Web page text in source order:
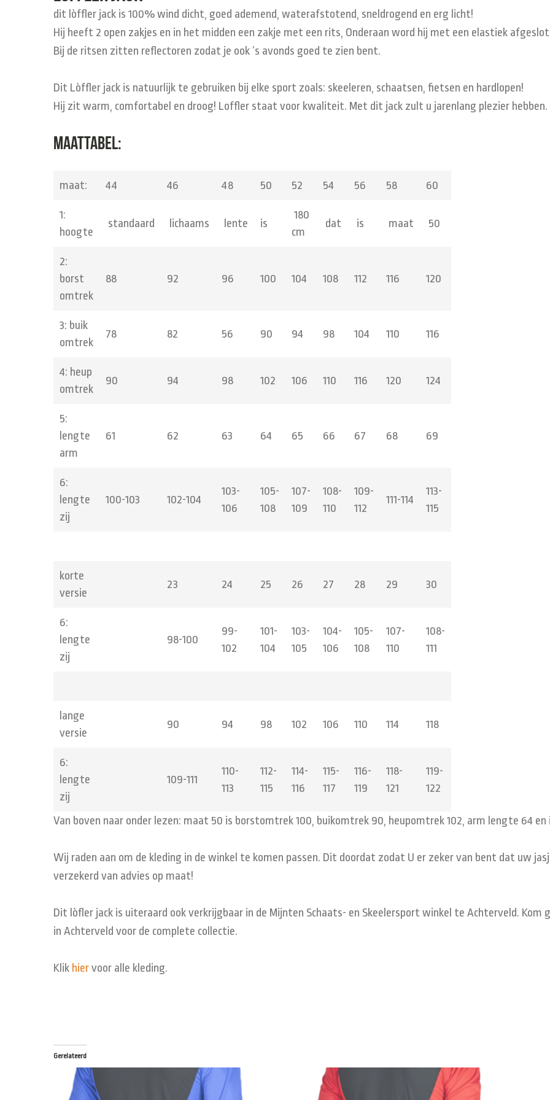
dit lòffler jack is 100% wind dicht, goed ademend, waterafstotend, sneldrogend en erg licht!
Hij heeft 2 open zakjes en in het midden een zakje met een rits, Onderaan word hij met een elastiek
Bij de ritsen zitten reflectoren zodat je ook ’s avonds goed te zien bent.
Dit Lòffler jack is natuurlijk te gebruiken bij elke sport zoals: skeeleren, schaatsen, fietsen en hardlopen!
Hij zit warm, comfortabel en droog! Loffler staat voor kwaliteit. Met dit jack zult u jarenlang plezier hebben.
maattabel:
maat: 44 46 48 50 52 54 56 58 60
1:
hoogte
standaard lichaams lente is
180
cm
dat is maat 50
2:
borst
omtrek
88 92 96 100 104 108 112 116 120
3: buik
omtrek
78 82 56 90 94 98 104 110 116
4: heup
omtrek
90 94 98 102 106 110 116 120 124
5:
lengte
arm
61 62 63 64 65 66 67 68 69
6:
lengte
zij
100-103 102-104
103-
106
105-
108
107-
109
108-
110
109-
112
111-114
113-
115
korte
versie
23 24 25 26 27 28 29 30
6:
lengte
zij
98-100
99-
102
101-
104
103-
105
104-
106
105-
108
107-
110
108-
111
lange
versie
90 94 98 102 106 110 114 118
6:
lengte
zij
109-111
110-
113
112-
115
114-
116
115-
117
116-
119
118-
121
119-
122
Van boven naar onder lezen: maat 50 is borstomtrek 100, buikomtrek 90, heupomtrek 102, arm lengte 64 en
Wij raden aan om de kleding in de winkel te komen passen. Dit doordat zodat U er zeker van bent dat uw
verzekerd van advies op maat!
Dit lòfler jack is uiteraard ook verkrijgbaar in de Mijnten Schaats- en Skeelersport winkel te Achterveld. Kom
in Achterveld voor de complete collectie.
Klik hiervoor alle kleding.
Gerelateerd